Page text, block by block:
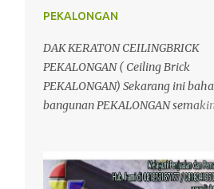
Purworejo Banjarnegara
Rembang Grobogan Cepu Kudus
Kendal dan Jawa Tengah; Telp/
081804135008 / 081325157177
Dak Lantai keraton : 1.Dak keraton
dengan pelat lantai konvensional.
pengerjaanya lebih cepat.
PEKALONGAN
DAK KERATON CEILINGBRICK
PEKALONGAN ( Ceiling Brick
PEKALONGAN) Sekarang ini
bangunan PEKALONGAN
menggunakan penutup yang
ringan/panel serta untuk atap